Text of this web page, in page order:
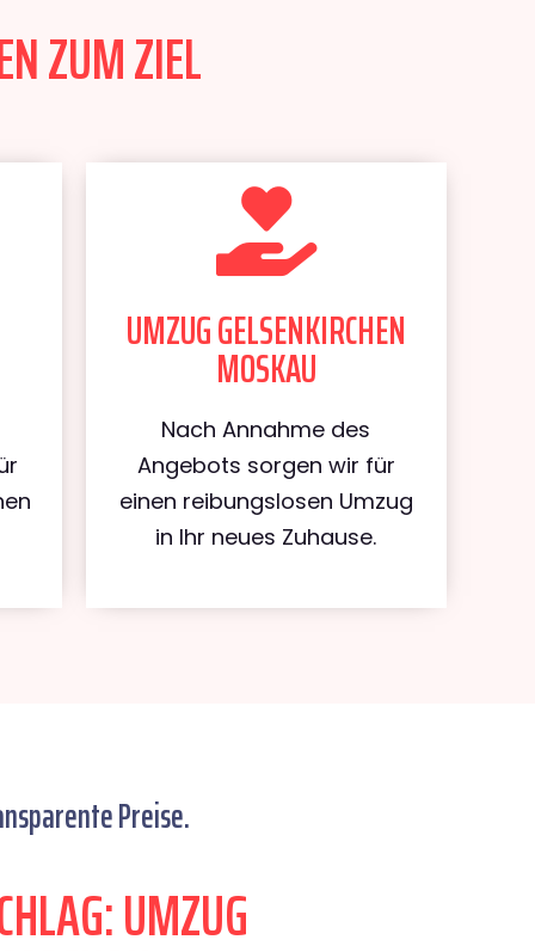
ZUM ZIEL
UMZUG GELSENKIRCHEN
MOSKAU
Nach Annahme des
Angebots sorgen wir für
einen reibungslosen Umzug
in Ihr neues Zuhause.
Preise.
UMZUG